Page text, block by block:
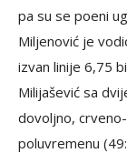
pa su se poeni
Miljenović je
izvan linije 6,75
Milijašević sa
dovoljno,
poluvremenu